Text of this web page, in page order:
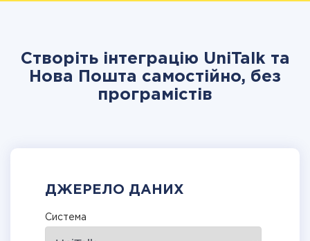
Створіть інтеграцію UniTalk та
Нова Пошта самостійно, без
програмістів
ДЖЕРЕЛО ДАНИХ
Система